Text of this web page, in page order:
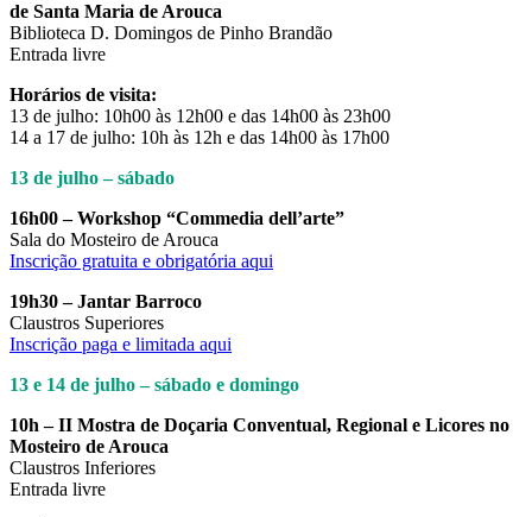
de Santa Maria de Arouca
Biblioteca D. Domingos de Pinho Brandão
Entrada livre
Horários de visita:
13 de julho: 10h00 às 12h00 e das 14h00 às 23h00
14 a 17 de julho: 10h às 12h e das 14h00 às 17h00
13 de julho – sábado
16h00 – Workshop “Commedia dell’arte”
Sala do Mosteiro de Arouca
Inscrição gratuita e obrigatória aqui
19h30 – Jantar Barroco
Claustros Superiores
Inscrição paga e limitada aqui
13 e 14 de julho – sábado e domingo
10h – II Mostra de Doçaria Conventual, Regional e Licores no
Mosteiro de Arouca
Claustros Inferiores
Entrada livre